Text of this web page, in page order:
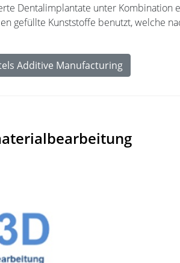
Dentalimplantate unter Kombination
gefüllte Kunststoffe benutzt, welche
Additive Manufacturing